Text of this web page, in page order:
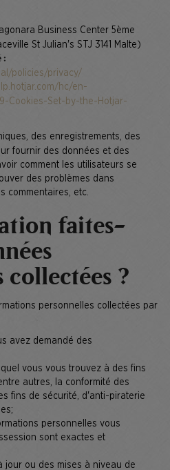
Business Center 5ème
St Julian's STJ 3141 Malte)
:
policies/privacy/
hc/en-
Cookies-Set-by-the-Hotjar-
des enregistrements, des
fournir des données et des
comment les utilisateurs se
des problèmes dans
commentaires, etc.
faites-
collectées ?
personnelles collectées par
avez demandé des
vous vous trouvez à des fins
autres, la conformité des
fins de sécurité, d'anti-piraterie
personnelles vous
sont exactes et
jour ou des mises à niveau de